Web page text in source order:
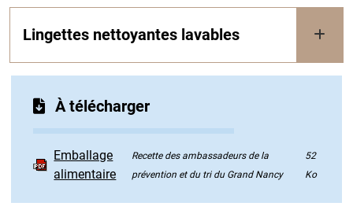
Lingettes nettoyantes lavables
À télécharger
Emballage
alimentaire
Recette des ambassadeurs de la
prévention et du tri du Grand Nancy
52
Ko